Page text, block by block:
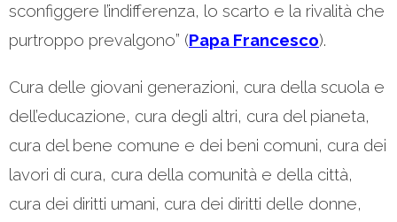
sconfiggere l’indifferenza, lo scarto e la rivalità che
purtroppo prevalgono” (Papa Francesco).
Cura delle giovani generazioni, cura della scuola e
dell’educazione, cura degli altri, cura del pianeta,
cura del bene comune e dei beni comuni, cura dei
lavori di cura, cura della comunità e della città,
cura dei diritti umani, cura dei diritti delle donne,